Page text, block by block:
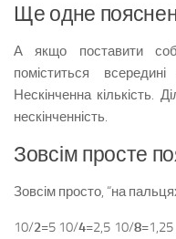
Ще одне
А якщо поставити
поміститься
Нескінченна кількість.
нескінченність.
Зовсім просте
Зовсім просто, “на
10/2=5 10/4=2,5 10/8